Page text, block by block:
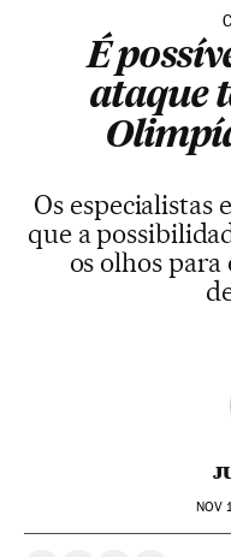
É
ataque
Os especialistas
que a
os olhos
NOV